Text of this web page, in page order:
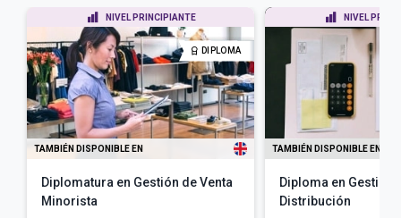
NIVEL PRINCIPIANTE
DIPLOMA
TAMBIÉN DISPONIBLE EN
Diplomatura en Gestión de Venta
Minorista
NIVEL
TAMBIÉN DISPONIBLE EN
Diploma en Gestión
Distribución